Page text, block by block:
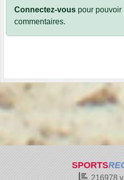
Connectez-vous pour pouvoir
commentaires.
SPORTS
216978